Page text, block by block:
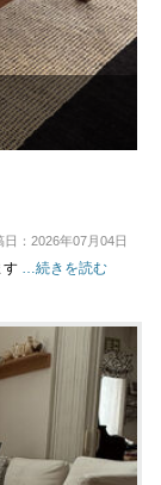
日：2026年07月04日
す …続きを読む